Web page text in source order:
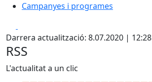
Campanyes i programes
Darrera actualització: 8.07.2020 | 12:28
RSS
L'actualitat a un clic